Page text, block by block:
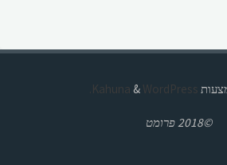
& WordPress.
©2018 פרומט